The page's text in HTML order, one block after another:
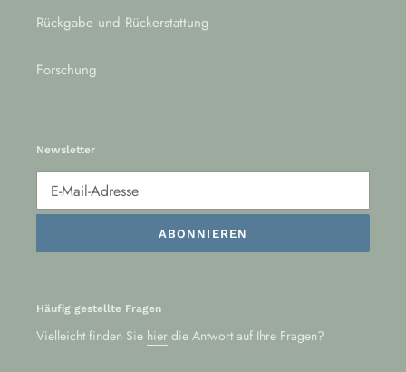
Rückgabe und Rückerstattung
Forschung
Newsletter
ABONNIEREN
Häufig gestellte Fragen
Vielleicht finden Sie hier die Antwort auf Ihre Fragen?